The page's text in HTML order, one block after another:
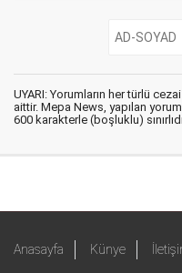
UYARI: Yorumların her türlü
aittir. Mepa News, yapılan
600 karakterle (boşluklu)
Anasayfa Künye